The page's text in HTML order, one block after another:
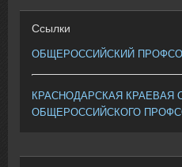
Ссылки
ОБЩЕРОССИЙСКИЙ
КРАСНОДАРСКАЯ КРАЕВАЯ
ОБЩЕРОССИЙСКОГО